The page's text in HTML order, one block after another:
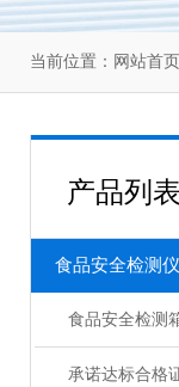
当前位置： 网站首页
产品列表
食品安全检测
食品安全检测
承诺达标合格